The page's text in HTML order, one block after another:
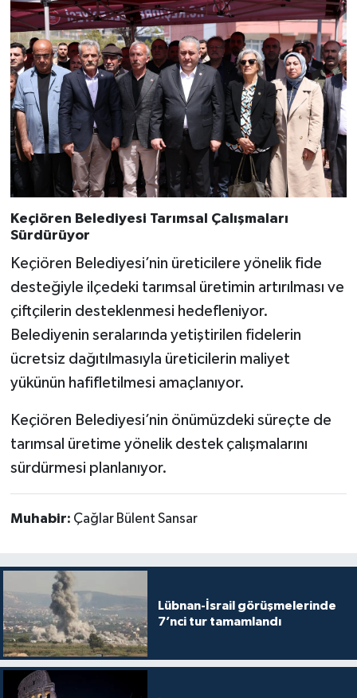
Keçiören Belediyesi Tarımsal Çalışmaları
Sürdürüyor
Keçiören Belediyesi’nin üreticilere yönelik fide
desteğiyle ilçedeki tarımsal üretimin artırılması ve
çiftçilerin desteklenmesi hedefleniyor.
Belediyenin seralarında yetiştirilen fidelerin
ücretsiz dağıtılmasıyla üreticilerin maliyet
yükünün hafifletilmesi amaçlanıyor.
Keçiören Belediyesi’nin önümüzdeki süreçte de
tarımsal üretime yönelik destek çalışmalarını
sürdürmesi planlanıyor.
Muhabir: Çağlar Bülent Sansar
Lübnan-İsrail görüşmelerinde
7’nci tur tamamlandı